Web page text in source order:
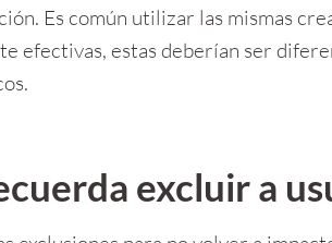
Es común utilizar las mismas
efectivas, estas deberían ser
excluir a